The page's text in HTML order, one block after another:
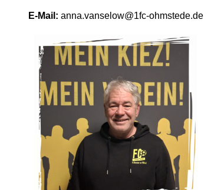
E-Mail: anna.vanselow@1fc-ohmstede.de